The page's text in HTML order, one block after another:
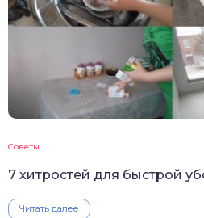
Советы
7 хитростей для быстрой
Читать далее